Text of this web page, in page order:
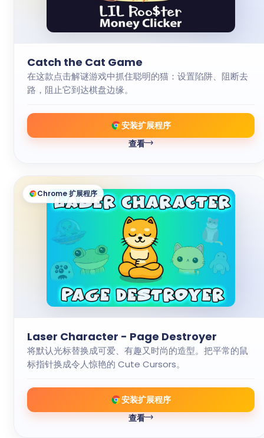
Catch the Cat Game
在这款点击解谜游戏中抓住聪明的猫：设置陷阱、阻断去
路，阻止它到达棋盘边缘。
安装扩展程序
查看
Chrome 扩展程序
Laser Character - Page Destroyer
将默认光标替换成可爱、有趣又时尚的造型。把平常的鼠
标指针换成令人惊艳的 Cute Cursors。
安装扩展程序
查看